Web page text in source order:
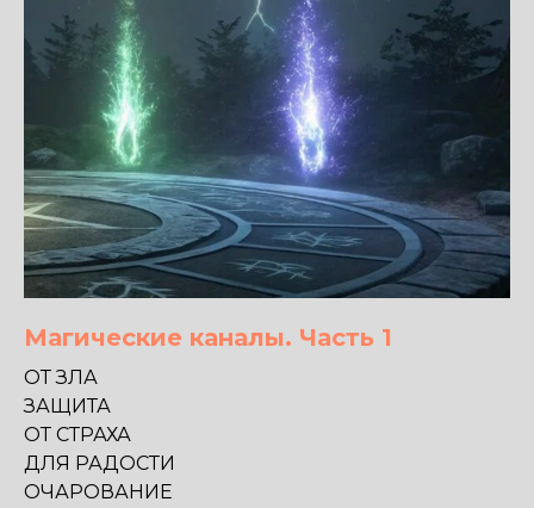
Магические каналы. Часть 1
ОТ ЗЛА
ЗАЩИТА
ОТ СТРАХА
ДЛЯ РАДОСТИ
ОЧАРОВАНИЕ